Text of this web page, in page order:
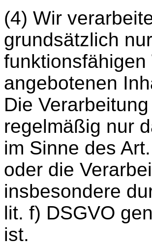
(4) Wir
grundsätzlich
angebotenen
Die
regelmäßig nur
im Sinne des
oder die
insbesondere
lit. f) DSGVO
ist.